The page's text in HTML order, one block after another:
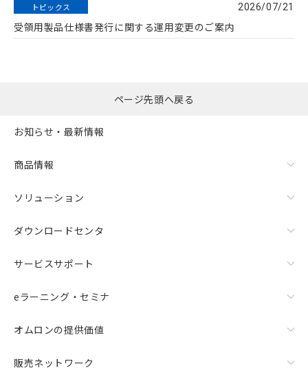
トピックス 2026/07/21
受領用製品仕様書発行に関する運用変更のご案内
ページ先頭へ戻る
お知らせ・最新情報
商品情報
ソリューション
ダウンロードセンタ
サービスサポート
eラーニング・セミナ
オムロンの提供価値
販売ネットワーク